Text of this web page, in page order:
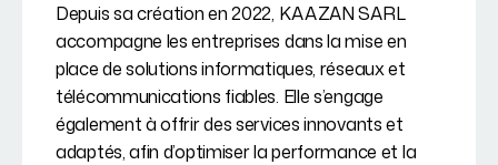
Depuis sa création en 2022, KAAZAN SARL
accompagne les entreprises dans la mise en
place de solutions informatiques, réseaux et
télécommunications fiables. Elle s’engage
également à offrir des services innovants et
adaptés, afin d’optimiser la performance et la